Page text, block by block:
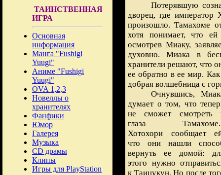
ТАИНСТВЕННАЯ
ИГРА
Основная
информация
Манга "Fushigi
Yuugi"
Аниме "Fushigi
Yuugi"
OVA 1,2,3
Новеллы о
хранителях
Фанфики
Юмор
Галерея
Музыка
CD драмы
Клипы
Игры для PlayStation
Потерявшую
дворец, где император
произошло. Тамахоме
хотя понимает, что
осмотрев Миаку,
духовно. Миака в
хранители решают, что
ее обратно в ее мир.
добрая волшебница с
Очнувшись,
думает о том, что
не сможет смотреть
глаза
Хотохори сообщает
что они нашли
вернуть ее домой:
этого нужно
к Таицукун. Но после